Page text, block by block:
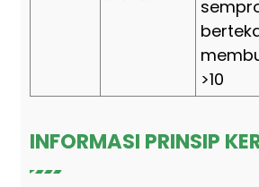
>10
INFORMASI PRINSIP